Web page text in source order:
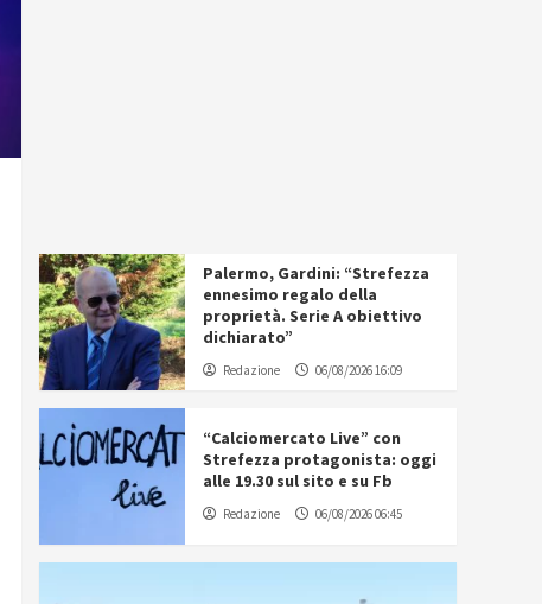
Palermo, Gardini: “Strefezza
ennesimo regalo della
proprietà. Serie A obiettivo
dichiarato”
Redazione 06/08/2026 16:09
“Calciomercato Live” con
Strefezza protagonista: oggi
alle 19.30 sul sito e su Fb
Redazione 06/08/2026 06:45